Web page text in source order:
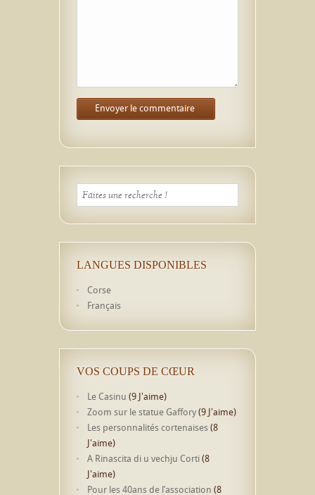
LANGUES DISPONIBLES
Corse
Français
VOS COUPS DE CŒUR
Le Casinu (9 J'aime)
Zoom sur le statue Gaffory(9 J'aime)
Les personnalités cortenaises (8
J'aime)
A Rinascita di u vechju Corti(8
J'aime)
Pour les 40ans de l’association (8